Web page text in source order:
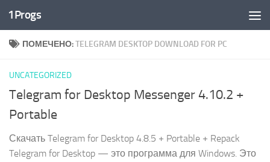
Перейти к содержимому
1Progs
ПОМЕЧЕНО:TELEGRAM DESKTOP DOWNLOAD FOR PC
UNCATEGORIZED
Telegram for Desktop Messenger 4.10.2 +
Portable
Скачать Telegram for Desktop 4.8.5 + Portable + Repack
Telegram for Desktop — это программа для Windows. Это